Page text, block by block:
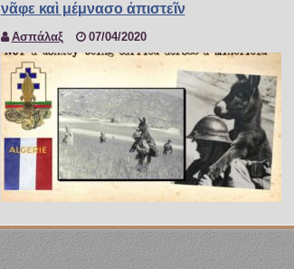
νᾶφε καὶ μέμνασο ἀπιστεῖν
Ασπάλαξ 07/04/2020